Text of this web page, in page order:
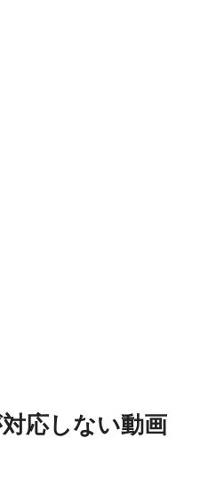
応しない動画